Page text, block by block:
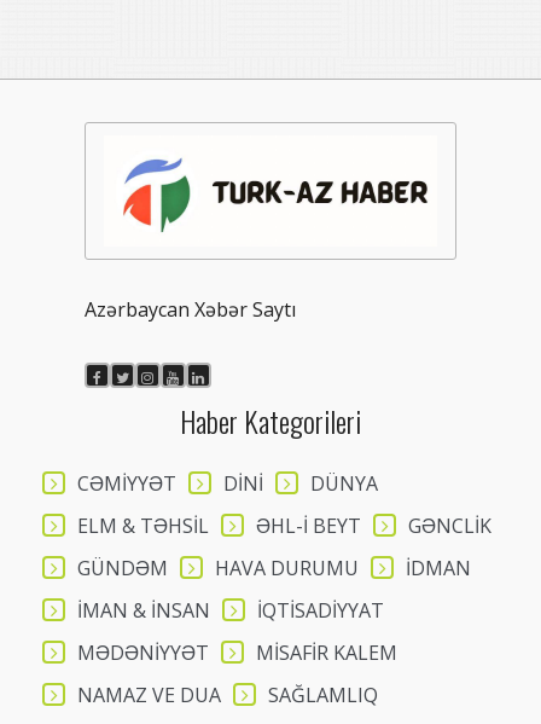
Azərbaycan Xəbər Saytı
Haber Kategorileri
CƏMİYYƏT DİNİ
DÜNYA
ELM & TƏHSİL
ƏHL-İ BEYT
GƏNCLİK
GÜNDƏM
HAVA DURUMU
İDMAN
İMAN & İNSAN
İQTİSADİYYAT
MƏDƏNİYYƏT
MİSAFİR KALEM
NAMAZ VE DUA
SAĞLAMLIQ